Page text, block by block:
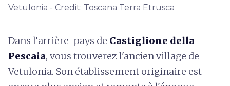
Vetulonia - Credit: Toscana Terra Etrusca
Dans l’arrière-pays de Castiglione della
Pescaia, vous trouverez l'ancien village de
Vetulonia. Son établissement originaire est